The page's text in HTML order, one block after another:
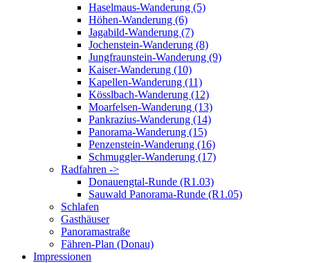
Haselmaus-Wanderung (5)
Höhen-Wanderung (6)
Jagabild-Wanderung (7)
Jochenstein-Wanderung (8)
Jungfraunstein-Wanderung (9)
Kaiser-Wanderung (10)
Kapellen-Wanderung (11)
Kösslbach-Wanderung (12)
Moarfelsen-Wanderung (13)
Pankrazius-Wanderung (14)
Panorama-Wanderung (15)
Penzenstein-Wanderung (16)
Schmuggler-Wanderung (17)
Radfahren ->
Donauengtal-Runde (R1.03)
Sauwald Panorama-Runde (R1.05)
Schlafen
Gasthäuser
Panoramastraße
Fähren-Plan (Donau)
Impressionen